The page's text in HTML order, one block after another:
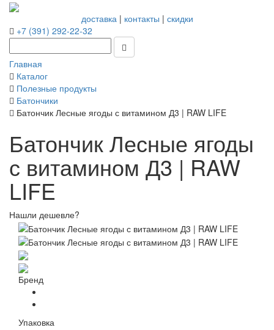
доставка| контакты | скидки
+7 (391) 292-22-32
Главная
Каталог
Полезные продукты
Батончики
Батончик Лесные ягоды с витамином Д3 | RAW LIFE
Батончик Лесные ягоды
с витамином Д3 | RAW
LIFE
Нашли дешевле?
Бренд
Упаковка